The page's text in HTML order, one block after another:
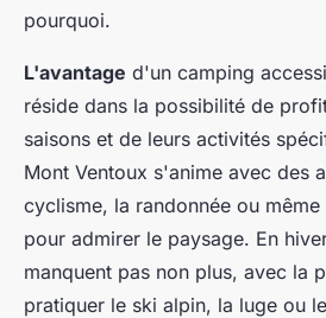
pourquoi.
L'avantage d'un camping
réside dans la possibilité de
saisons et de leurs activités
Mont Ventoux s'anime avec des
cyclisme, la randonnée ou
pour admirer le paysage. En
manquent pas non plus, avec la
pratiquer le ski alpin, la luge ou